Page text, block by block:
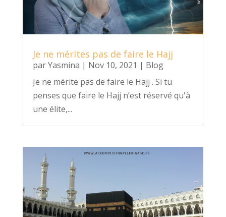
Je ne mérites pas de faire le Hajj
parYasmina | Nov 10, 2021 | Blog
Je ne mérite pas de faire le Hajj . Si tu
penses que faire le Hajj n’est réservé qu'à
une élite,...